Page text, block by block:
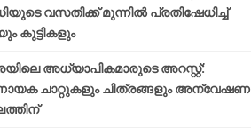
വസതിക്ക് മുന്നിൽ പ്രതിഷേധിച്ച്
കുട്ടികളും
അധ്യാപികമാരുടെ അറസ്റ്റ്:
ചാറ്റുകളും ചിത്രങ്ങളും അന്വേഷണ